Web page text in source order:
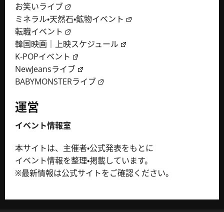
お笑いライブ
ミネラル・天然石・鉱物イベント
転職イベント
韓国映画｜上映スケジュール
K-POPイベント
NewJeansライブ
BABYMONSTERライブ
運営
イベント情報室
本サイトは、主催者・公式発表をもとに
イベント情報を整理・掲載しています。
※最新情報は公式サイトをご確認ください。